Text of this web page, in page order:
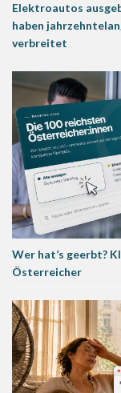
Elektroautos
haben
verbreitet
Wer hat’s geerbt?
Österreicher